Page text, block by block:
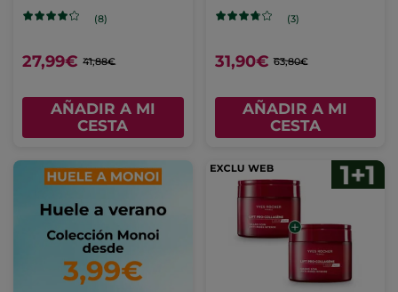
(8)
27,99€ 41,88€
AÑADIR A MI
CESTA
ml
(3)
31,90€ 63,80€
AÑADIR A MI
CESTA